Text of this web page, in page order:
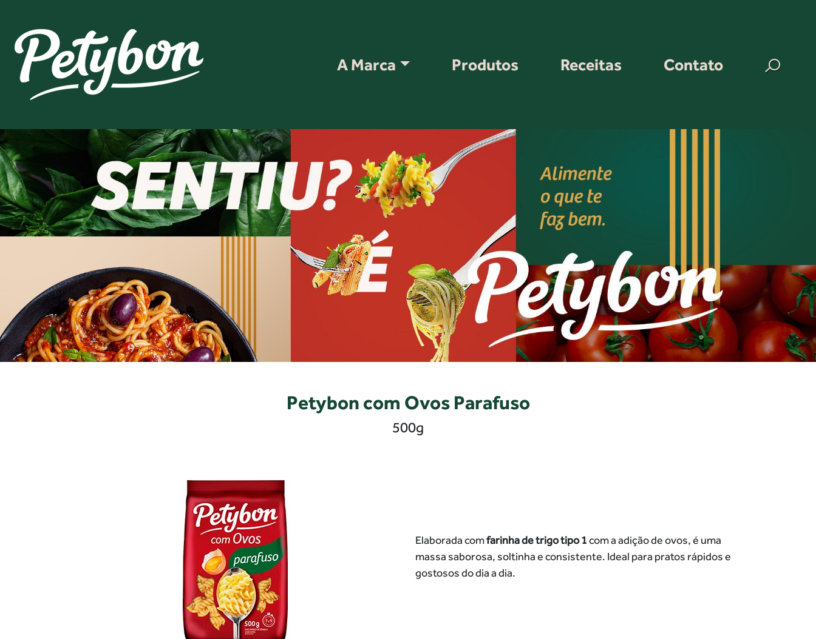
A Marca Produtos Receitas Contato
Petybon com Ovos Parafuso
500g
Elaborada comfarinha de trigo tipo 1com a adição de ovos, é uma
massa saborosa, soltinha e consistente. Ideal para pratos rápidos e
gostosos do dia a dia.